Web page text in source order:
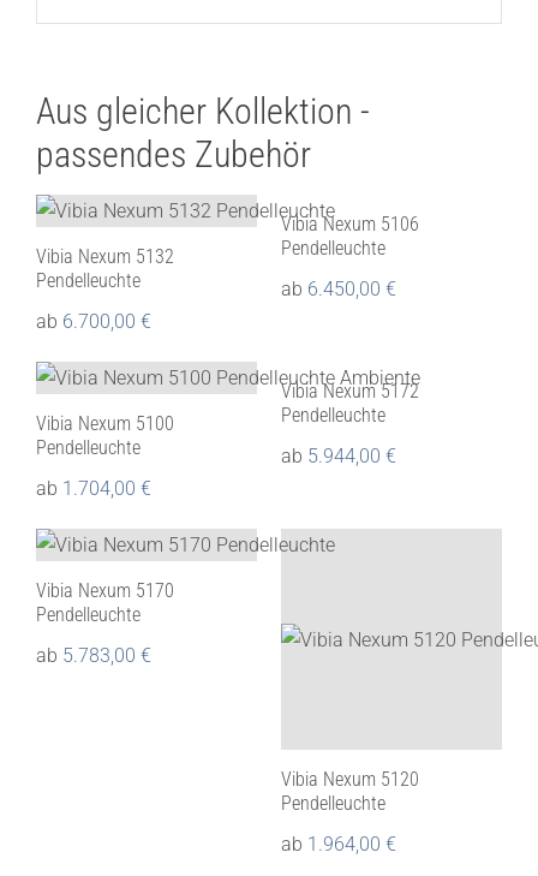
Aus gleicher Kollektion -
passendes Zubehör
Vibia Nexum 5132
Pendelleuchte
ab 6.700,00 €
Vibia Nexum 5106
Pendelleuchte
ab 6.450,00 €
Vibia Nexum 5100
Pendelleuchte
ab 1.704,00 €
Vibia Nexum 5172
Pendelleuchte
ab 5.944,00 €
Vibia Nexum 5170
Pendelleuchte
ab 5.783,00 €
Vibia Nexum 5120
Pendelleuchte
ab 1.964,00 €